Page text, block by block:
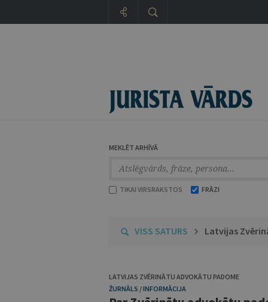
MEKLĒT ARHĪVĀ
TIKAI VIRSRAKSTOS FRĀZI
VISS SATURS Latvijas
LATVIJAS ZVĒRINĀTU ADVOKĀTU PADOME
ŽURNĀLS / INFORMĀCIJA